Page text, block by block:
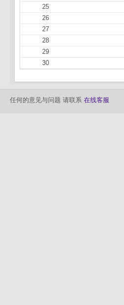
25
26
27
28
29
30
任何的意见与问题 请联系 在线客服